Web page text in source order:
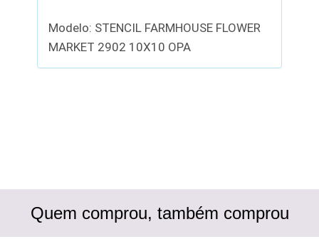
Modelo: STENCIL FARMHOUSE FLOWER
MARKET 2902 10X10 OPA
Quem comprou, também comprou